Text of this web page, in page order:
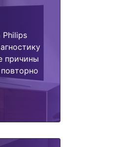
Philips
причины